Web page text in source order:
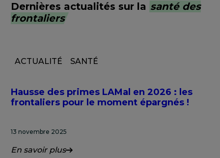
Dernières actualités sur la santé des
frontaliers
ACTUALITÉ SANTÉ
Hausse des primes LAMal en 2026 : les
frontaliers pour le moment épargnés !
13 novembre 2025
En savoir plus